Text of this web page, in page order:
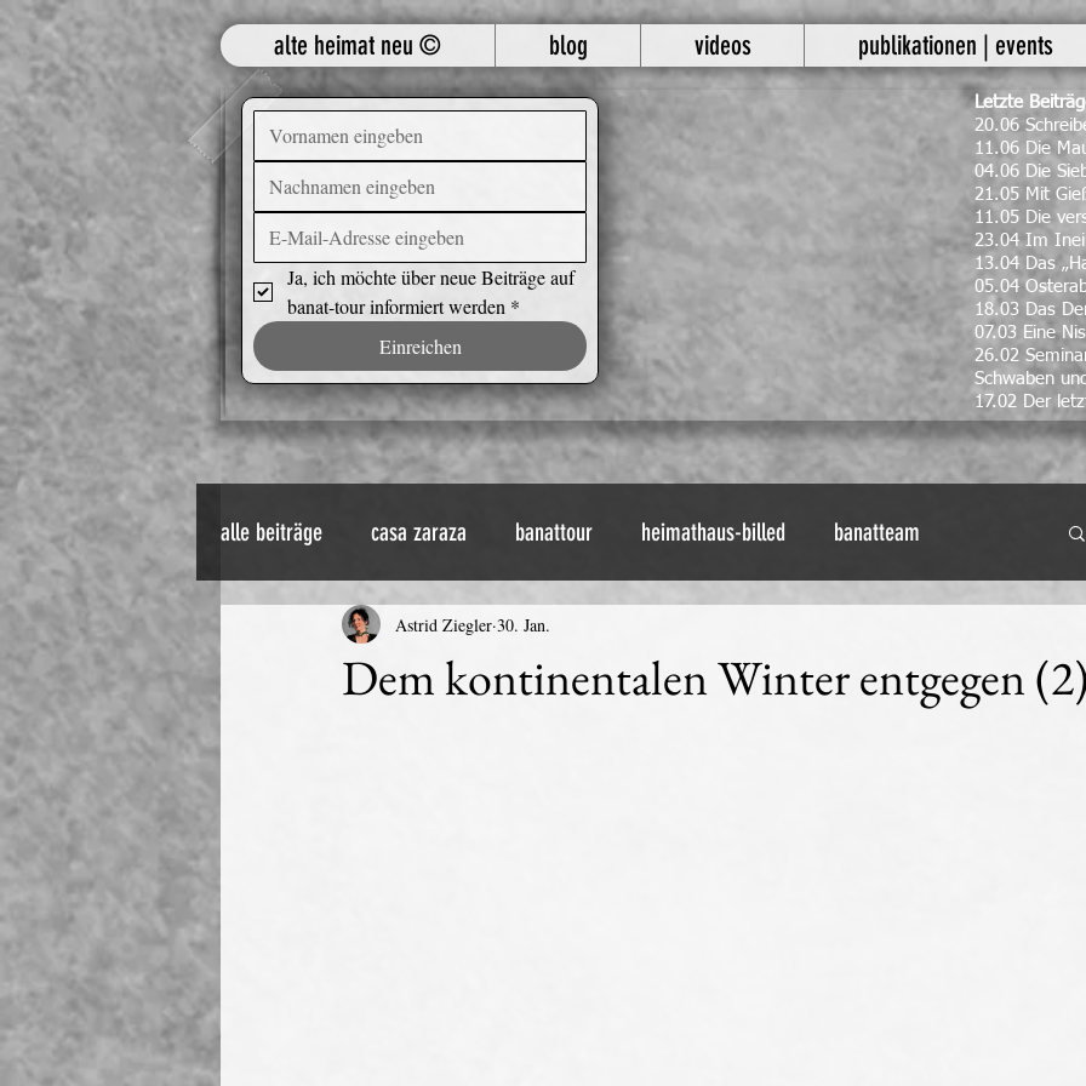
alte heimat neu © blog videos publikationen | events
Ja, ich möchte über neue Beiträge auf
banat-tour informiert werden *
Einreichen
Letzte
20.06
11.06 Die
04.06 Die
21.05 Mit
11.05 Die
23.04 Im
13.04 Das
05.04
18.03 Das
07.03 Eine
26.02
Schwaben
17.02 Der
alle beiträge casa zaraza banattour heimathaus-billed banatteam
Dem kontinentalen Winter entgegen
Astrid Ziegler 30. Jan.